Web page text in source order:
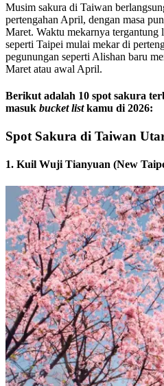
Musim sakura di Taiwan
pertengahan April, dengan masa
Maret. Waktu mekarnya tergantung
seperti Taipei mulai mekar di
pegunungan seperti Alishan baru
Maret atau awal April.
Berikut adalah 10 spot sakura
masuk bucket listkamu di 2026:
Spot Sakura di Taiwan
1. Kuil Wuji Tianyuan (New